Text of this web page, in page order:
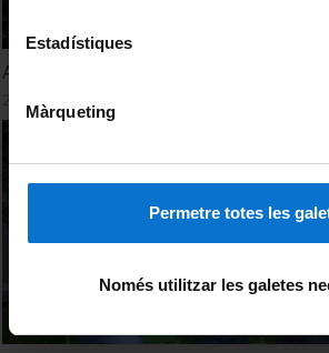
Estadístiques
Màrqueting
Permetre totes les
Només utilitzar les galetes
ABP - Experiències al Grau de
27 Septiembre, 2016